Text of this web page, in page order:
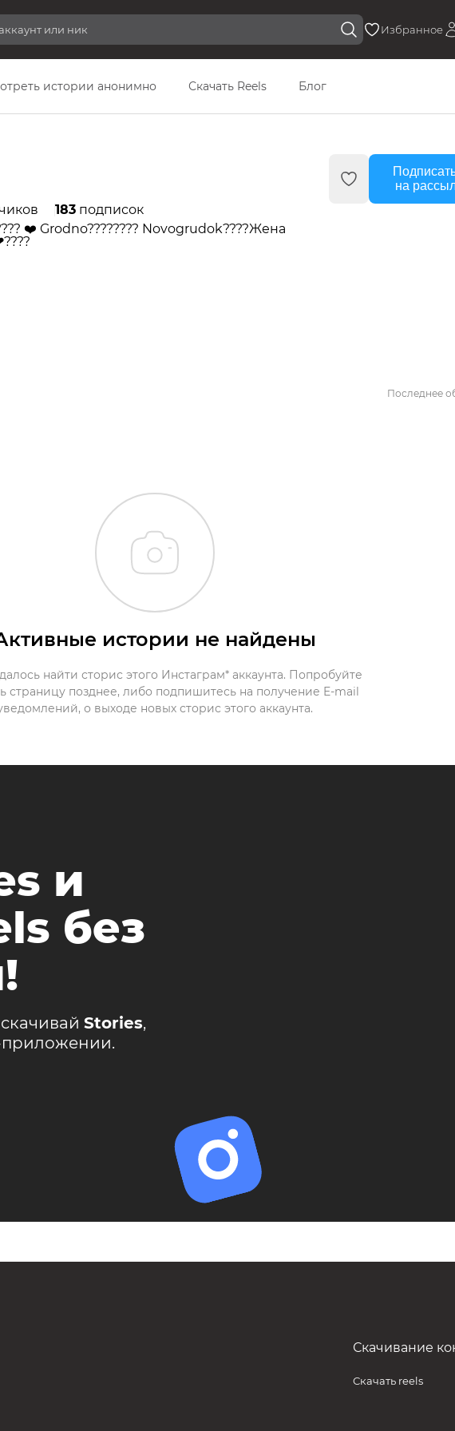
Избранное
истории анонимно Скачать Reels Блог
183 подписок
❤️ Grodno???????? Novogrudok????Жена
на
Последнее
истории не найдены
найти сторис этого Инстаграм* аккаунта. Попробуйте
страницу позднее, либо подпишитесь на получение E-mail
о выходе новых сторис этого аккаунта.
и
без
Stories,
приложении.
Скачивание
Скачать reels